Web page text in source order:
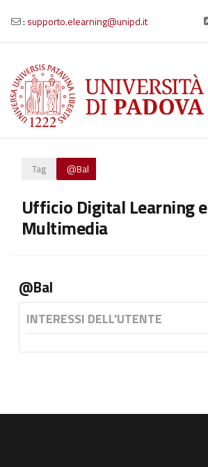
Vai al contenuto principale
: supporto.elearning@unipd.it
Tag @Bal
Ufficio Digital Learning e
Multimedia
@Bal
INTERESSI DELL'UTENTE